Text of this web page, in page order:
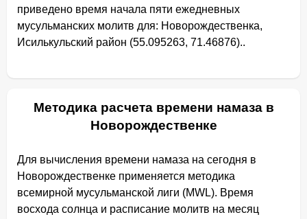
приведено время начала пяти ежедневных
мусульманских молитв для: Новорождественка,
Исилькульский район (55.095263, 71.46876)..
Методика расчета времени намаза в
Новорождественке
Для вычисления времени намаза на сегодня в
Новорождественке применяется методика
всемирной мусульманской лиги (MWL). Время
восхода солнца и расписание молитв на месяц